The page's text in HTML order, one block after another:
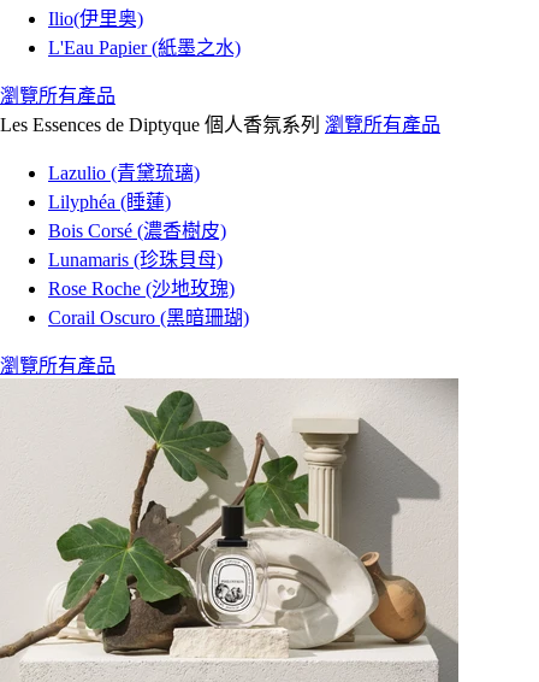
Ilio(伊里奥)
L'Eau Papier (紙墨之水)
瀏覽所有產品
Les Essences de Diptyque 個人香氛系列 瀏覽所有產品
Lazulio (青黛琉璃)
Lilyphéa (睡蓮)
Bois Corsé (濃香樹皮)
Lunamaris (珍珠貝母)
Rose Roche (沙地玫瑰)
Corail Oscuro (黑暗珊瑚)
瀏覽所有產品